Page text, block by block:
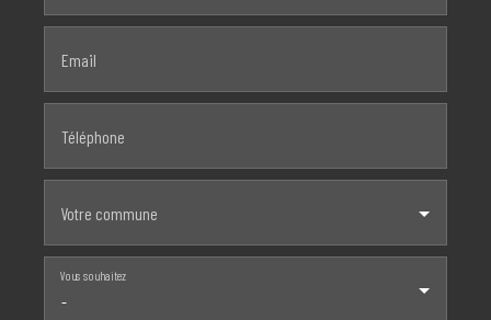
Email
Téléphone
Votre commune
-
Vous souhaitez